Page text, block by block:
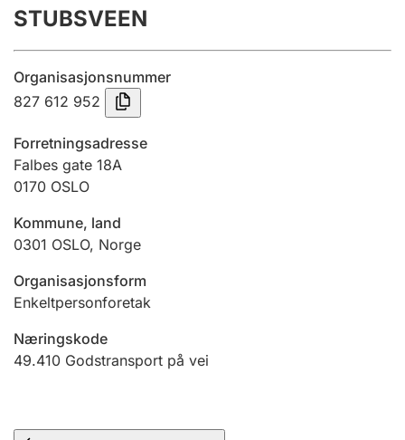
Årsregnskap
Innsending og forsinkelsesgebyr
Tinglysing
Jeger
Ektepaktveileder
Offentlig sektor
STUBSVEEN
Organisasjonsnummer
827 612 952
Forretningsadresse
Falbes gate 18A
0170 OSLO
Kommune, land
0301 OSLO, Norge
Organisasjonsform
Enkeltpersonforetak
Næringskode
49.410 Godstransport på vei